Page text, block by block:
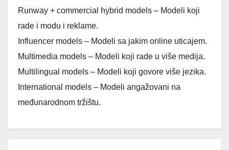
Runway + commercial hybrid models – Modeli koji
rade i modu i reklame.
Influencer models – Modeli sa jakim online uticajem.
Multimedia models – Modeli koji rade u više medija.
Multilingual models – Modeli koji govore više jezika.
International models – Modeli angažovani na
međunarodnom tržištu.